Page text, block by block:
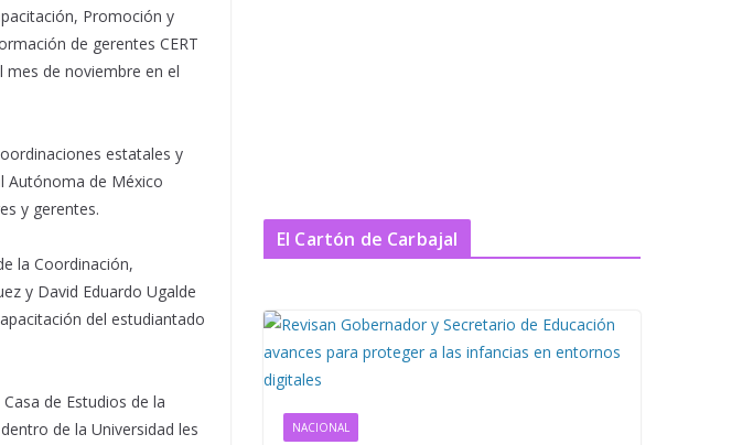
Promoción y
de gerentes CERT
de noviembre en el
estatales y
Autónoma de México
y gerentes.
la Coordinación,
y David Eduardo Ugalde
del estudiantado
de Estudios de la
de la Universidad les
El Cartón de Carbajal
NACIONAL